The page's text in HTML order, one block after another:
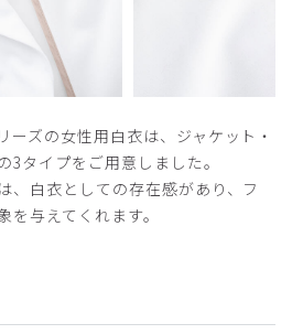
ーズの女性用白衣は、ジャケット・
3タイプをご用意しました。
、白衣としての存在感があり、フ
与えてくれます。